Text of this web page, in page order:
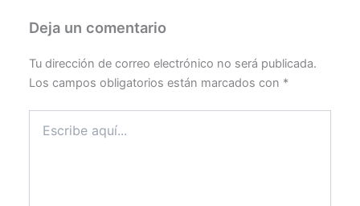
Deja un comentario
Tu dirección de correo electrónico no será publicada.
Los campos obligatorios están marcados con *
aquí...